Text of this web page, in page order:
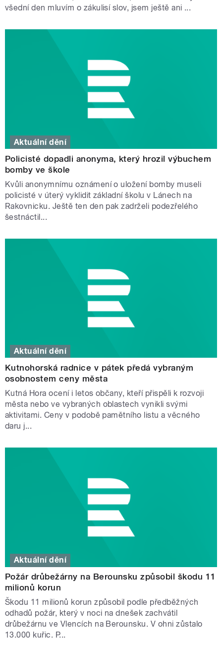
všední den mluvím o zákulisí slov, jsem ještě ani ...
Aktuální dění
Policisté dopadli anonyma, který hrozil výbuchem
bomby ve škole
Kvůli anonymnímu oznámení o uložení bomby museli
policisté v úterý vyklidit základní školu v Lánech na
Rakovnicku. Ještě ten den pak zadrželi podezřelého
šestnáctil...
Aktuální dění
Kutnohorská radnice v pátek předá vybraným
osobnostem ceny města
Kutná Hora ocení i letos občany, kteří přispěli k rozvoji
města nebo ve vybraných oblastech vynikli svými
aktivitami. Ceny v podobě pamětního listu a věcného
daru j...
Aktuální dění
Požár drůbežárny na Berounsku způsobil škodu 11
milionů korun
Škodu 11 milionů korun způsobil podle předběžných
odhadů požár, který v noci na dnešek zachvátil
drůbežárnu ve Vlencích na Berounsku. V ohni zůstalo
13.000 kuřic. P...